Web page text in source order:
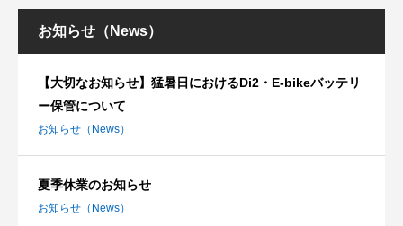
お知らせ（News）
【大切なお知らせ】猛暑日におけるDi2・E-bikeバッテリ
ー保管について
お知らせ（News）
夏季休業のお知らせ
お知らせ（News）